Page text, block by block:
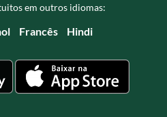
em outros idiomas:
Francês Hindi